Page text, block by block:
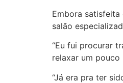
Embora
salão
“Eu fui procurar
relaxar um pouco
“Já era pra ter